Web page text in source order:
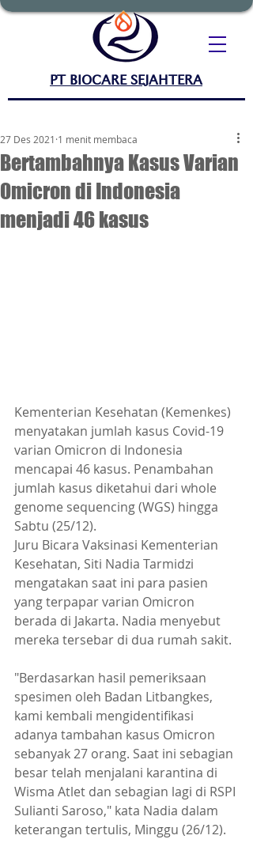
PT BIOCARE SEJAHTERA
Bertambahnya Kasus Varian
Omicron di Indonesia
menjadi 46 kasus
27 Des 2021 1 menit membaca
Kementerian Kesehatan (Kemenkes)
menyatakan jumlah kasus Covid-19
varian Omicron di Indonesia
mencapai 46 kasus. Penambahan
jumlah kasus diketahui dari whole
genome sequencing (WGS) hingga
Sabtu (25/12).
Juru Bicara Vaksinasi Kementerian
Kesehatan, Siti Nadia Tarmidzi
mengatakan saat ini para pasien
yang terpapar varian Omicron
berada di Jakarta. Nadia menyebut
mereka tersebar di dua rumah sakit.
"Berdasarkan hasil pemeriksaan
spesimen oleh Badan Litbangkes,
kami kembali mengidentifikasi
adanya tambahan kasus Omicron
sebanyak 27 orang. Saat ini sebagian
besar telah menjalani karantina di
Wisma Atlet dan sebagian lagi di RSPI
Sulianti Saroso," kata Nadia dalam
keterangan tertulis, Minggu (26/12).